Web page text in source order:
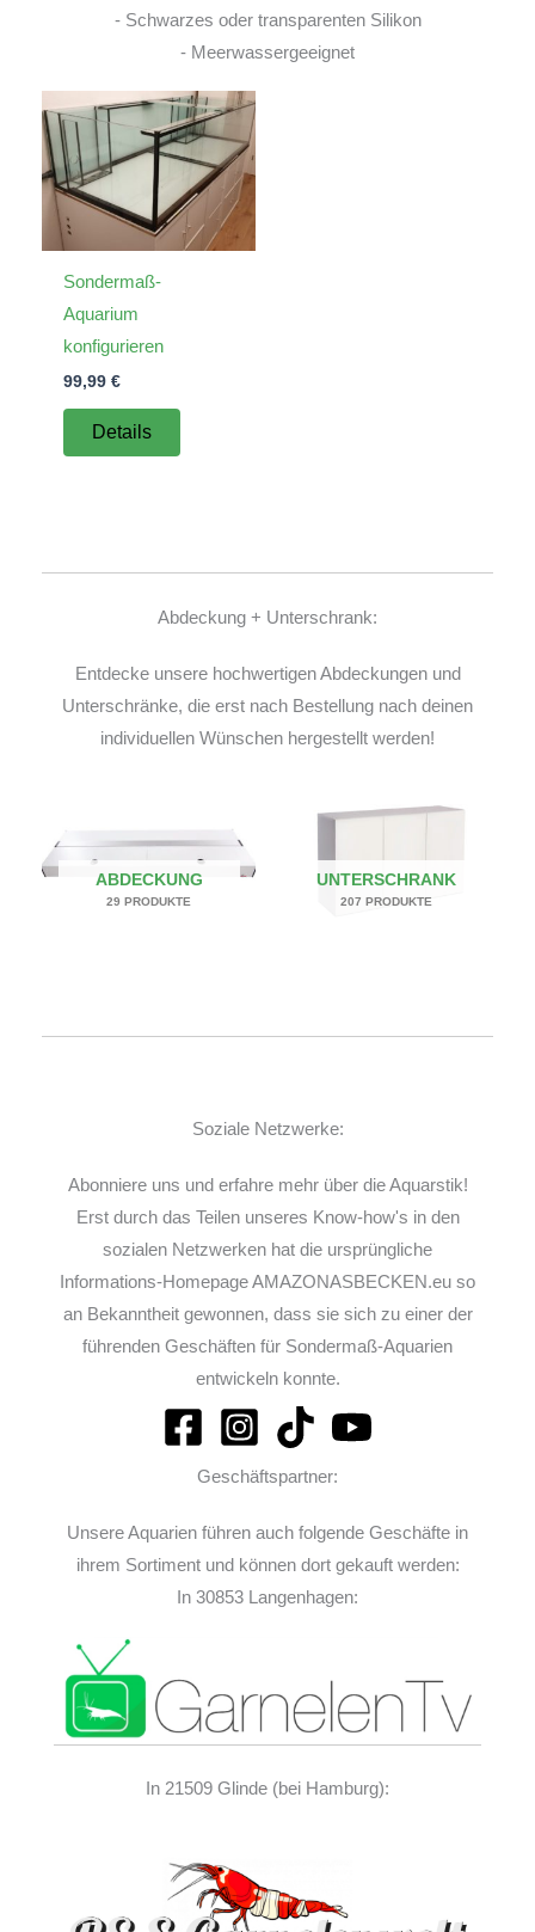
- Schwarzes oder transparenten Silikon
- Meerwassergeeignet
Sondermaß-
Aquarium
konfigurieren
99,99 €
Details
Abdeckung + Unterschrank:
Entdecke unsere hochwertigen Abdeckungen und
Unterschränke, die erst nach Bestellung nach deinen
individuellen Wünschen hergestellt werden!
ABDECKUNG
29 PRODUKTE
UNTERSCHRANK
207 PRODUKTE
Soziale Netzwerke:
Abonniere uns und erfahre mehr über die Aquarstik!
Erst durch das Teilen unseres Know-how's in den
sozialen Netzwerken hat die ursprüngliche
Informations-Homepage AMAZONASBECKEN.eu so
an Bekanntheit gewonnen, dass sie sich zu einer der
führenden Geschäften für Sondermaß-Aquarien
entwickeln konnte.
Geschäftspartner:
Unsere Aquarien führen auch folgende Geschäfte in
ihrem Sortiment und können dort gekauft werden:
In 30853 Langenhagen:
In 21509 Glinde (bei Hamburg):